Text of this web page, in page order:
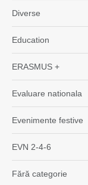
Diverse
Education
ERASMUS +
Evaluare nationala
Evenimente festive
EVN 2-4-6
Fără categorie